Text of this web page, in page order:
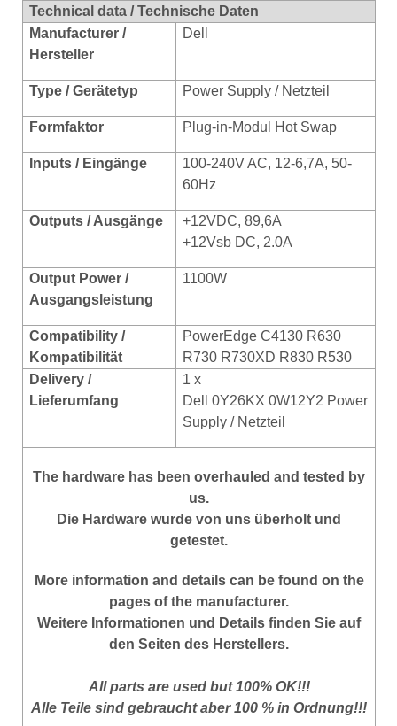
Technical data / Technische Daten
Manufacturer /
Hersteller
Dell
Type / Gerätetyp Power Supply / Netzteil
Formfaktor Plug-in-Modul Hot Swap
Inputs / Eingänge
100-240V AC, 12-6,7A, 50-
60Hz
Outputs / Ausgänge
+12VDC, 89,6A
+12Vsb DC, 2.0A
Output Power /
Ausgangsleistung
1100W
Compatibility /
Kompatibilität
PowerEdge C4130 R630
R730 R730XD R830 R530
Delivery /
Lieferumfang
1 x
Dell 0Y26KX 0W12Y2 Power
Supply / Netzteil
The hardware has been overhauled and tested by
us.
Die Hardware wurde von uns überholt und
getestet.
More information and details can be found on the
pages of the manufacturer.
Weitere Informationen und Details finden Sie auf
den Seiten des Herstellers.
All parts are used but 100% OK!!!
Alle Teile sind gebraucht aber 100 % in Ordnung!!!